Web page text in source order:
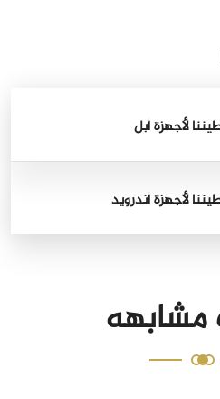
لأجهزة أبل
لأجهزة أندرويد
مشابهه